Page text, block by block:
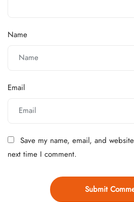
Name
Email
Save my name, email, and
next time I comment.